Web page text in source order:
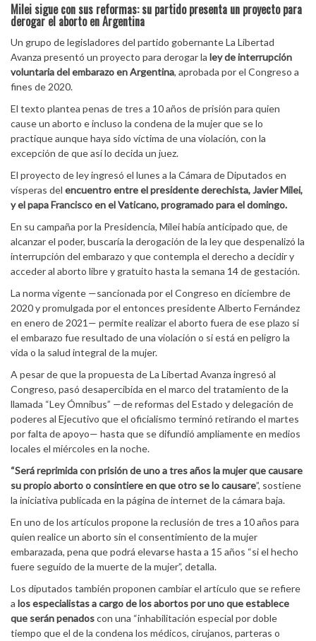
Milei sigue con sus reformas: su partido presenta un proyecto para
derogar el aborto en Argentina
Un grupo de legisladores del partido gobernante La Libertad
Avanza presentó un proyecto para derogar la ley de interrupción
voluntaria del embarazo en Argentina, aprobada por el Congreso a
fines de 2020.
El texto plantea penas de tres a 10 años de prisión para quien
cause un aborto e incluso la condena de la mujer que se lo
practique aunque haya sido víctima de una violación, con la
excepción de que así lo decida un juez.
El proyecto de ley ingresó el lunes a la Cámara de Diputados en
vísperas del encuentro entre el presidente derechista, Javier Milei,
y el papa Francisco en el Vaticano, programado para el domingo.
En su campaña por la Presidencia, Milei había anticipado que, de
alcanzar el poder, buscaría la derogación de la ley que despenalizó la
interrupción del embarazo y que contempla el derecho a decidir y
acceder al aborto libre y gratuito hasta la semana 14 de gestación.
La norma vigente —sancionada por el Congreso en diciembre de
2020 y promulgada por el entonces presidente Alberto Fernández
en enero de 2021— permite realizar el aborto fuera de ese plazo si
el embarazo fue resultado de una violación o si está en peligro la
vida o la salud integral de la mujer.
A pesar de que la propuesta de La Libertad Avanza ingresó al
Congreso, pasó desapercibida en el marco del tratamiento de la
llamada “Ley Ómnibus” —de reformas del Estado y delegación de
poderes al Ejecutivo que el oficialismo terminó retirando el martes
por falta de apoyo— hasta que se difundió ampliamente en medios
locales el miércoles en la noche.
“Será reprimida con prisión de uno a tres años la mujer que causare
su propio aborto o consintiere en que otro se lo causare”, sostiene
la iniciativa publicada en la página de internet de la cámara baja.
En uno de los artículos propone la reclusión de tres a 10 años para
quien realice un aborto sin el consentimiento de la mujer
embarazada, pena que podrá elevarse hasta a 15 años “si el hecho
fuere seguido de la muerte de la mujer”, detalla.
Los diputados también proponen cambiar el artículo que se refiere
a los especialistas a cargo de los abortos por uno que establece
que serán penadoscon una “inhabilitación especial por doble
tiempo que el de la condena los médicos, cirujanos, parteras o